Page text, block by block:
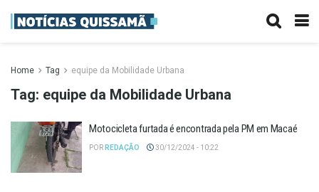
Home Tag equipe da Mobilidade Urbana
Tag: equipe da Mobilidade Urbana
Motocicleta furtada é encontrada pela PM em Macaé
POR REDAÇÃO 30/12/2024 - 10:22